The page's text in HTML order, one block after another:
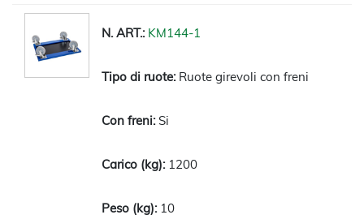
KM144-1
Ruote girevoli con freni
Si
1200
10